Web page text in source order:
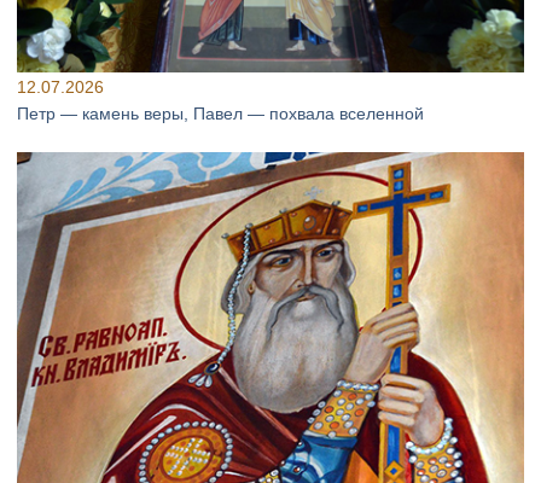
12.07.2026
Петр — камень веры, Павел — похвала вселенной